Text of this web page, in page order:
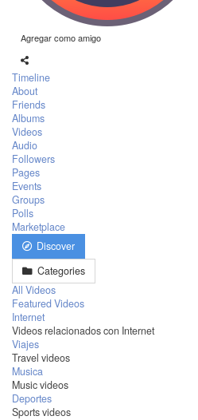
Agregar como amigo
Timeline
About
Friends
Albums
Videos
Audio
Followers
Pages
Events
Groups
Polls
Marketplace
Discover
Categories
All Videos
Featured Videos
Internet
Videos relacionados con Internet
Viajes
Travel videos
Musica
Music videos
Deportes
Sports videos